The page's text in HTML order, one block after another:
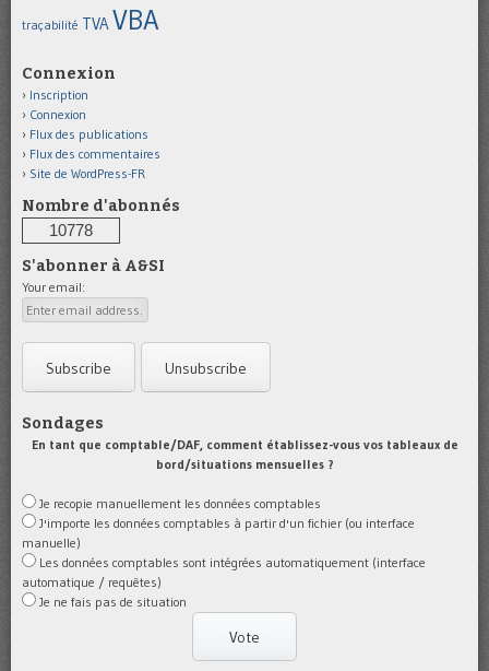
traçabilité TVAVBA
Connexion
Inscription
Connexion
Flux des publications
Flux des commentaires
Site de WordPress-FR
Nombre d'abonnés
10778
S'abonner à A&SI
Your email:
Sondages
En tant que comptable/DAF, comment établissez-vous vos tableaux de
bord/situations mensuelles ?
Je recopie manuellement les données comptables
J'importe les données comptables à partir d'un fichier (ou interface
manuelle)
Les données comptables sont intégrées automatiquement (interface
automatique / requêtes)
Je ne fais pas de situation